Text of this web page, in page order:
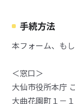
手続方法
本フォーム、も
＜窓口＞
大仙市役所本庁
大曲花園町１－１